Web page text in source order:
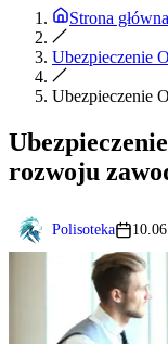
Strona główna
Ubezpieczenie
Ubezpieczenie
rozwoju
Polisoteka